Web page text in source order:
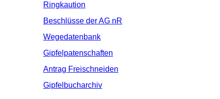
Ringkaution
Beschlüsse der AG nR
Wegedatenbank
Gipfelpatenschaften
Antrag Freischneiden
Gipfelbucharchiv